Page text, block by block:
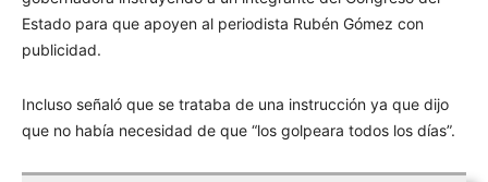
Estado para que apoyen al periodista Rubén Gómez con
publicidad.
Incluso señaló que se trataba de una instrucción ya que dijo
que no había necesidad de que “los golpeara todos los días”.